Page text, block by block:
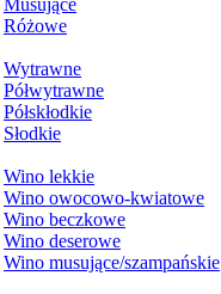
Musujące
Różowe
Wytrawne
Półwytrawne
Półskłodkie
Słodkie
Wino lekkie
Wino owocowo-kwiatowe
Wino beczkowe
Wino deserowe
Wino musujące/szampańskie